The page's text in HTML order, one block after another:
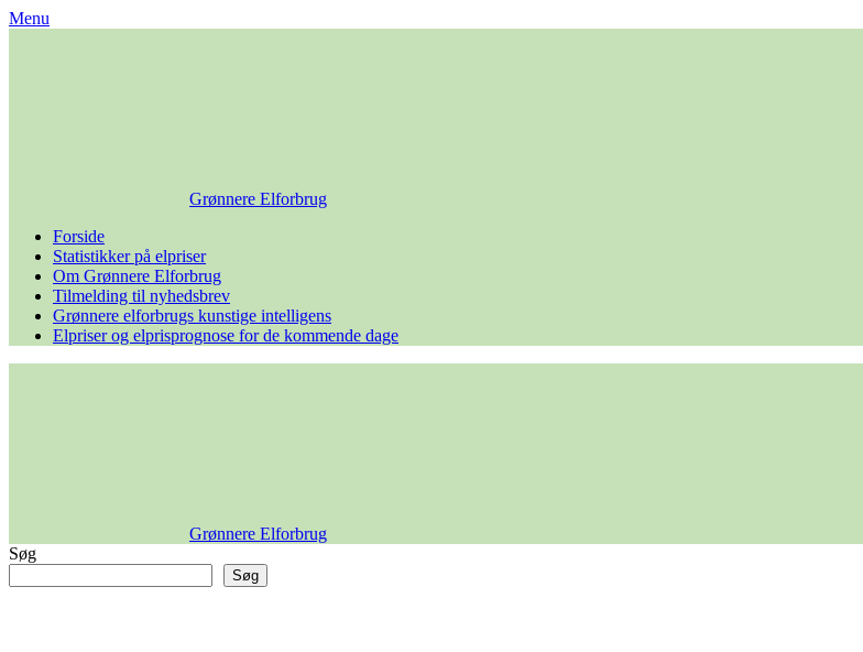
Skip
Menu
Grønnere Elforbrug
Forside
Statistikker på elpriser
Om Grønnere Elforbrug
Tilmelding til nyhedsbrev
Grønnere elforbrugs kunstige intelligens
Elpriser og elprisprognose for de kommende dage
Grønnere Elforbrug
Søg
Søg